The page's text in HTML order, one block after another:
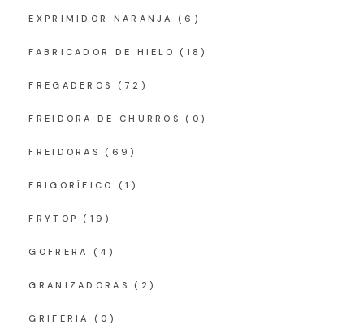
EXPRIMIDOR NARANJA (6)
FABRICADOR DE HIELO (18)
FREGADEROS (72)
FREIDORA DE CHURROS (0)
FREIDORAS (69)
FRIGORÍFICO (1)
FRYTOP (19)
GOFRERA (4)
GRANIZADORAS (2)
GRIFERIA (0)